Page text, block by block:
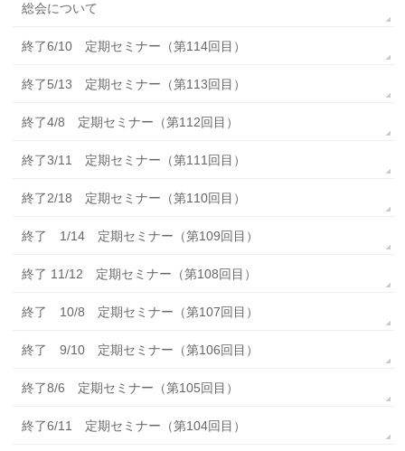
総会について
終了6/10 定期セミナー（第114回目）
終了5/13 定期セミナー（第113回目）
終了4/8 定期セミナー（第112回目）
終了3/11 定期セミナー（第111回目）
終了2/18 定期セミナー（第110回目）
終了 1/14 定期セミナー（第109回目）
終了 11/12 定期セミナー（第108回目）
終了 10/8 定期セミナー（第107回目）
終了 9/10 定期セミナー（第106回目）
終了8/6 定期セミナー（第105回目）
終了6/11 定期セミナー（第104回目）